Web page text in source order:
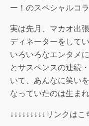
ー！のスペシャルコラ
実は先月、マカオ出
ディネーターをして
いろいろなエンタメ
とサスペンスの連続
いて、あんなに笑い
なっていたのは生ま
↓↓↓↓↓↓↓↓↓リンクはこ